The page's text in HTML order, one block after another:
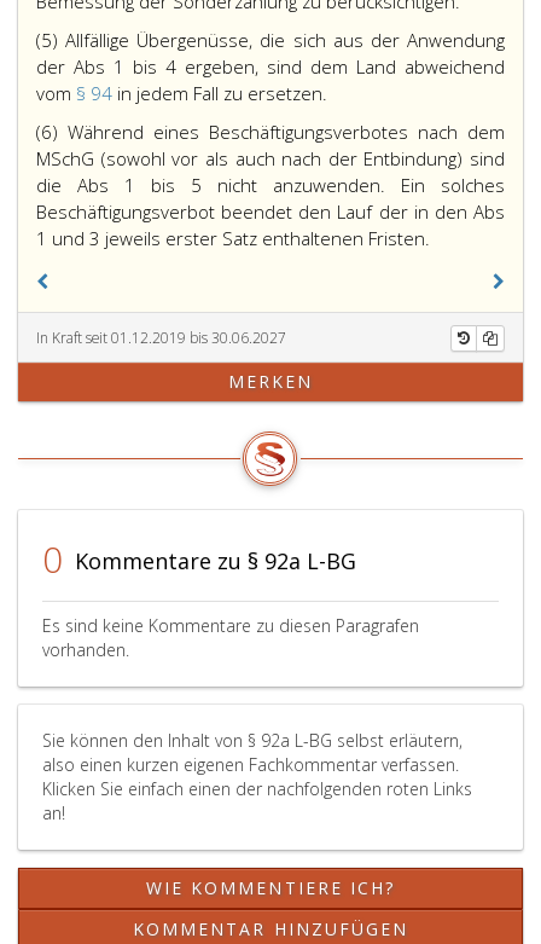
(5) Allfällige Übergenüsse, die sich aus der Anwendung
der Abs 1 bis 4 ergeben, sind dem Land abweichend
vom § 94 in jedem Fall zu ersetzen.
(6) Während eines Beschäftigungsverbotes nach dem
MSchG (sowohl vor als auch nach der Entbindung) sind
die Abs 1 bis 5 nicht anzuwenden. Ein solches
Beschäftigungsverbot beendet den Lauf der in den Abs
1 und 3 jeweils erster Satz enthaltenen Fristen.
In Kraft seit 01.12.2019 bis 30.06.2027
MERKEN
0 Kommentare zu § 92a L-BG
Es sind keine Kommentare zu diesen Paragrafen
vorhanden.
Sie können den Inhalt von § 92a L-BG selbst erläutern,
also einen kurzen eigenen Fachkommentar verfassen.
Klicken Sie einfach einen der nachfolgenden roten Links
an!
WIE KOMMENTIERE ICH?
KOMMENTAR HINZUFÜGEN